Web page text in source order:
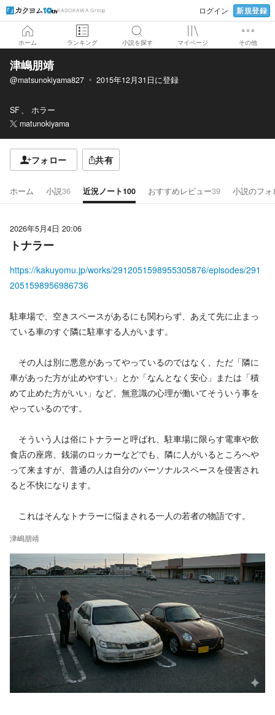
KADOKAWA Group ログイン 新規登録
ホーム ランキング 小説を探す マイページ その他
津嶋朋靖
@matsunokiyama827 2015年12月31日に登録
SF
ホラー
matunokiyama
フォロー 共有
ホーム 小説36 近況ノート100 おすすめレビュー39 小説のフォ
2026年5月4日 20:06
トナラー
https://kakuyomu.jp/works/2912051598955305876/episodes/291
2051598956986736
駐車場で、空きスペースがあるにも関わらず、あえて先に止まっ
ている車のすぐ隣に駐車する人がいます。
その人は別に悪意があってやっているのではなく、ただ「隣に
車があった方が止めやすい」とか「なんとなく安心」または「積
めて止めた方がいい」など、無意識の心理が働いてそういう事を
やっているのです。
そういう人は俗にトナラーと呼ばれ、駐車場に限らす電車や飲
食店の座席、銭湯のロッカーなどでも、隣に人がいるところへや
って来ますが、普通の人は自分のパーソナルスペースを侵害され
ると不快になります。
これはそんなトナラーに悩まされる一人の若者の物語です。
津嶋朋靖